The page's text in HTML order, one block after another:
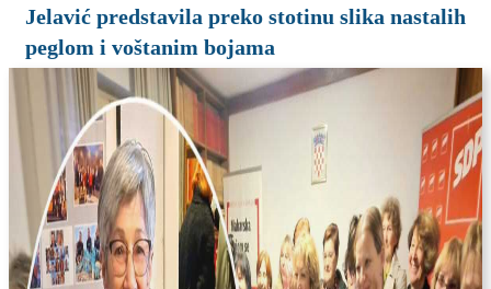
Jelavić predstavila preko stotinu slika nastalih
peglom i voštanim bojama